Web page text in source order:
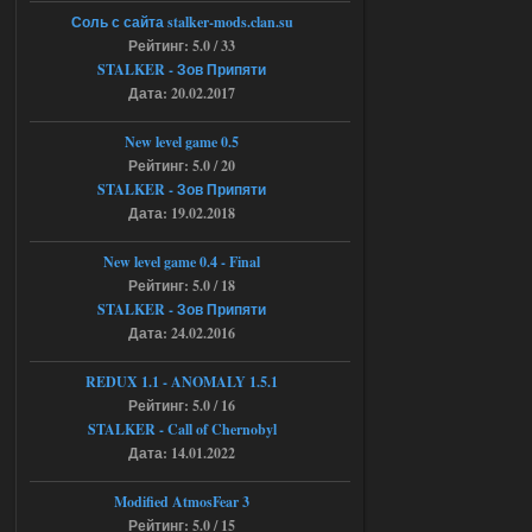
Объединенный Пак 2 + OGSR +
STCoP WP 3.4
andreyforest1993
https://rutube.ru/video/50be34
6a53045b746b6f2d80812029a
3/?r=plemwd
Ответить ➤
04.08.2026
STCoP WP 3.4
Объединенный Пак 2 + OGSR +
STCoP WP 3.4
andreyforest1993
Соль с сайта stalker-mods.clan.su
Рейтинг: 5.0 / 33
STALKER - Зов Припяти
Дата: 20.02.2017
New level game 0.5
Рейтинг: 5.0 / 20
STALKER - Зов Припяти
Дата: 19.02.2018
New level game 0.4 - Final
Рейтинг: 5.0 / 18
STALKER - Зов Припяти
Дата: 24.02.2016
REDUX 1.1​​​​​​​ - ANOMALY 1.5.1
Рейтинг: 5.0 / 16
STALKER - Call of Chernobyl
Дата: 14.01.2022
Modified AtmosFear 3
Рейтинг: 5.0 / 15